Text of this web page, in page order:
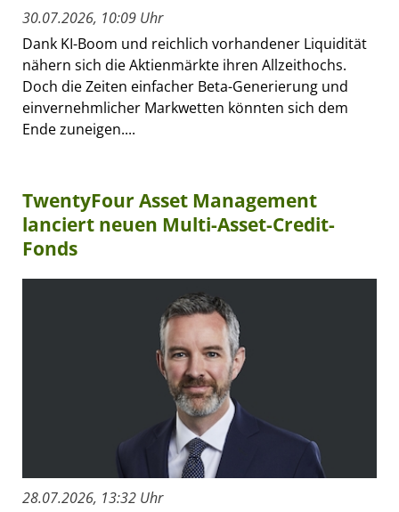
30.07.2026, 10:09 Uhr
Dank KI-Boom und reichlich vorhandener Liquidität
nähern sich die Aktienmärkte ihren Allzeithochs.
Doch die Zeiten einfacher Beta-Generierung und
einvernehmlicher Markwetten könnten sich dem
Ende zuneigen....
TwentyFour Asset Management
lanciert neuen Multi-Asset-Credit-
Fonds
28.07.2026, 13:32 Uhr